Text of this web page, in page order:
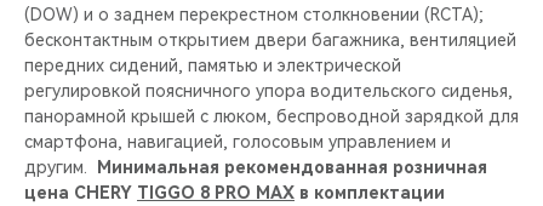
(DOW) и о заднем перекрестном столкновении (RCTA);
бесконтактным открытием двери багажника, вентиляцией
передних сидений, памятью и электрической
регулировкой поясничного упора водительского сиденья,
панорамной крышей с люком, беспроводной зарядкой для
смартфона, навигацией, голосовым управлением и
другим.
Минимальная рекомендованная розничная
цена CHERY TIGGO 8 PRO MAX в комплектации